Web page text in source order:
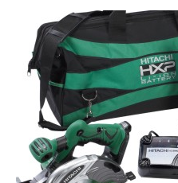
Spolupráce
Kontakt